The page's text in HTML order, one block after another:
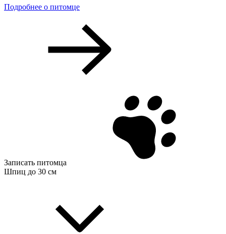
Подробнее о питомце
Записать питомца
Шпиц до 30 см